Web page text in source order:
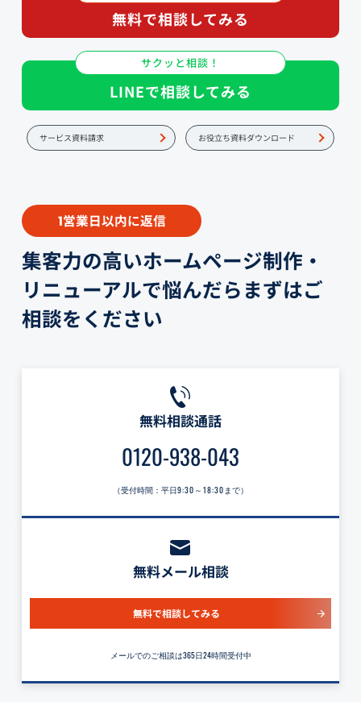
無料で相談してみる
サクッと相談！
LINEで相談してみる
サービス資料請求 お役立ち資料ダウンロード
1営業日以内に返信
集客力の高いホームページ制作・
リニューアルで悩んだらまずはご
相談をください
無料相談通話
0120-938-043
（受付時間：平日9:30～18:30 まで）
無料メール相談
無料で相談してみる
メールでのご相談は365日24時間受付中